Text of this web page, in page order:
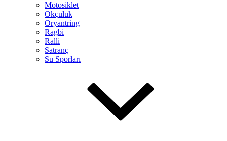
Motosiklet
Okçuluk
Oryantring
Ragbi
Ralli
Satranç
Su Sporları